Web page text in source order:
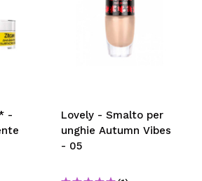
-
Lovely - Smalto per
unghie Autumn Vibes
- 05